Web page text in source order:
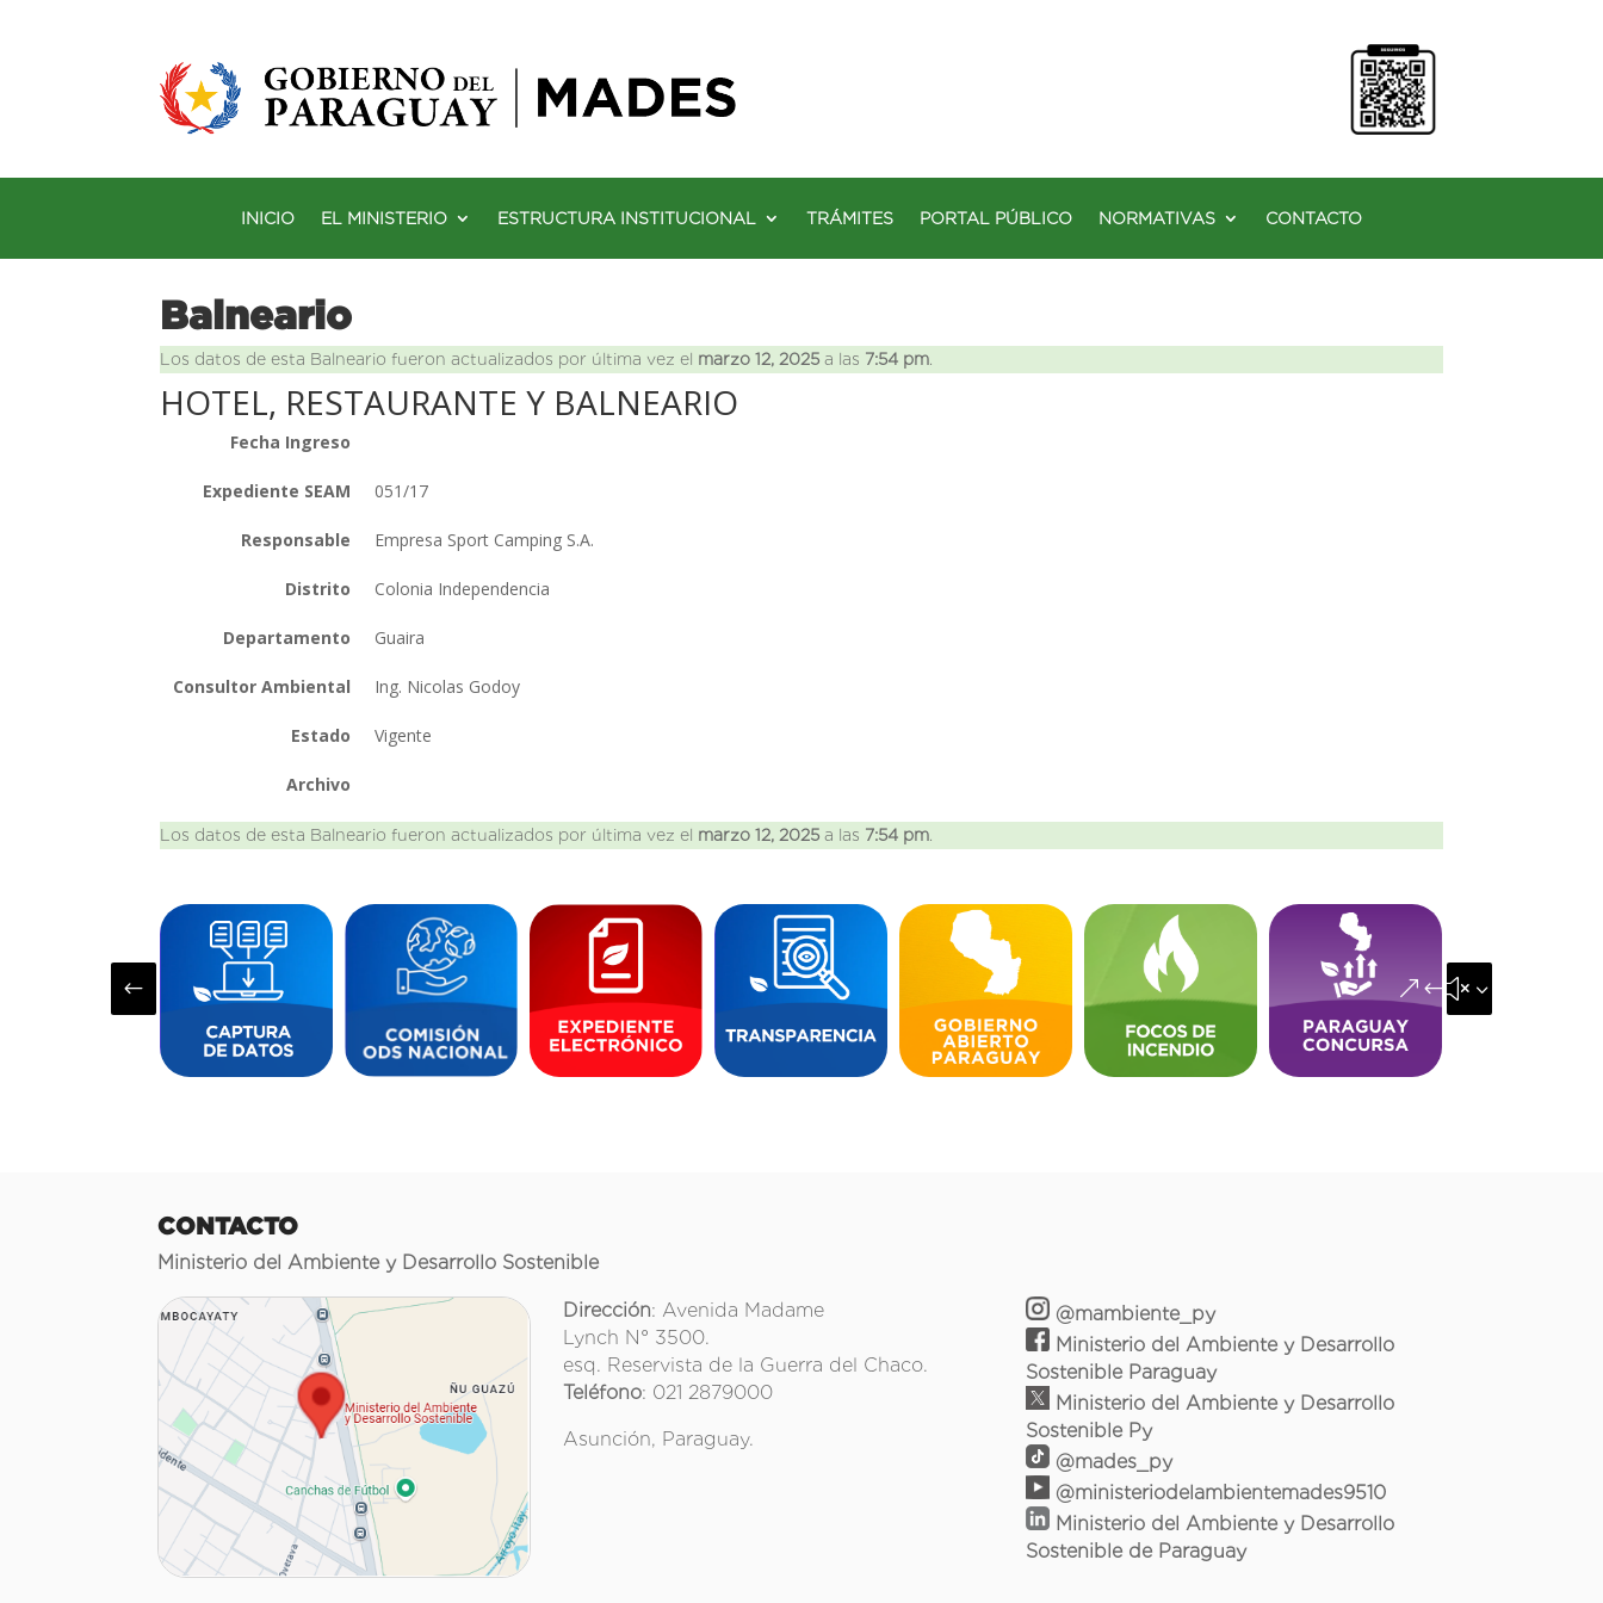
INICIO EL MINISTERIO ESTRUCTURA INSTITUCIONAL TRÁMITES PORTAL PÚBLICO NORMATIVAS CONTACTO
Balneario
Los datos de esta Balneario fueron actualizados por última vez el marzo 12, 2025 a las 7:54 pm
HOTEL, RESTAURANTE Y BALNEARIO
Fecha Ingreso
Expediente SEAM 051/17
Responsable Empresa Sport Camping S.A.
Distrito Colonia Independencia
Departamento Guaira
Consultor Ambiental Ing. Nicolas Godoy
Estado Vigente
Archivo
Los datos de esta Balneario fueron actualizados por última vez el marzo 12, 2025 a las 7:54 pm
# &#x35;
CONTACTO
Ministerio del Ambiente y Desarrollo Sostenible
Dirección: Avenida Madame
Lynch N° 3500.
esq. Reservista de la Guerra del Chaco.
Teléfono: 021 2879000
Asunción, Paraguay.
@mambiente_py
Ministerio del Ambiente y Desarrollo
Sostenible Paraguay
Ministerio del Ambiente y Desarrollo
Sostenible Py
@mades_py
@ministeriodelambientemades9510
Ministerio del Ambiente y Desarrollo
Sostenible de Paraguay